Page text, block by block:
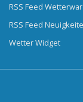
RSS Feed
RSS Feed
Wetter Widget